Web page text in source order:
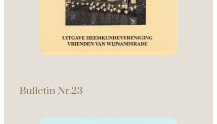
Bulletin Nr.23